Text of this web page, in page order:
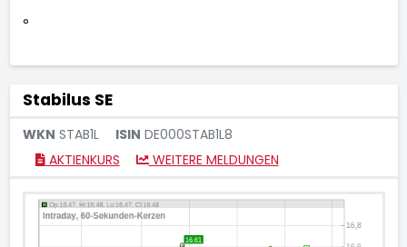
°
Stabilus SE
WKN STAB1L ISIN DE000STAB1L8
AKTIENKURS
WEITERE MELDUNGEN